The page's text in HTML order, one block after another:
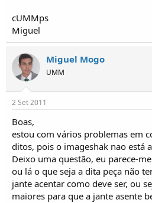
cUMMps
Miguel
Miguel Mogo
UMM
2 Set 2011
Boas,
estou com vários problemas em
ditos, pois o imageshak nao está
Deixo uma questão, eu parece-
ou lá o que seja a dita peça não
jante acentar como deve ser, ou
maiores para que a jante asente